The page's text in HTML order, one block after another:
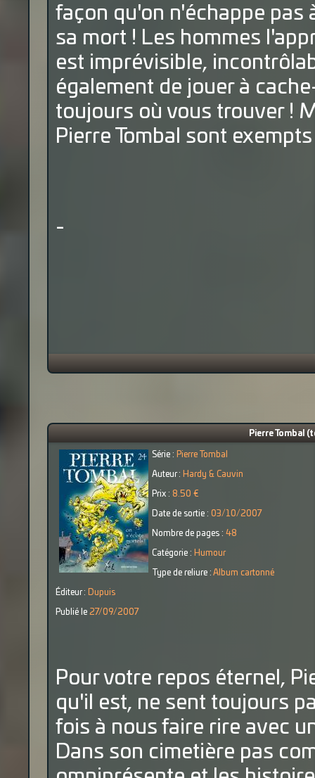
façon qu'on n'échappe pas
sa mort ! Les hommes
est imprévisible,
également de jouer à
toujours où vous trouver !
Pierre Tombal sont
-
Pierre Tombal
Série : Pierre Tombal
Auteur : Hardy & Cauvin
Prix : 8.50 €
Date de sortie : 03/10/2007
Nombre de pages : 48
Catégorie : Humour
Type de reliure : Album cartonné
Éditeur : Dupuis
Publié le 27/09/2007
Pour votre repos éternel,
qu'il est, ne sent toujours
fois à nous faire rire avec
Dans son cimetière pas